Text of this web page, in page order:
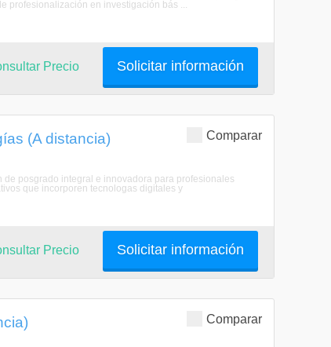
profesionalización en investigación bás ...
Solicitar información
Precio
Comparar
(A distancia)
posgrado integral e innovadora para profesionales
que incorporen tecnologas digitales y
Solicitar información
Precio
Comparar